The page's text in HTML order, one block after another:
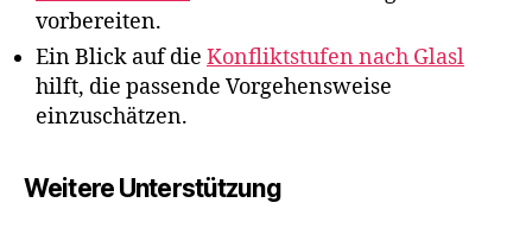
vorbereiten.
Ein Blick auf die Konfliktstufen nach Glasl
hilft, die passende Vorgehensweise
einzuschätzen.
Weitere Unterstützung